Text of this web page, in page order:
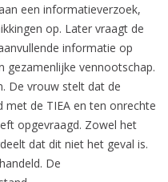
een informatieverzoek,
op. Later vraagt de
informatie op
gezamenlijke vennootschap.
De vrouw stelt dat de
de TIEA en ten onrechte
opgevraagd. Zowel het
dat dit niet het geval is.
De